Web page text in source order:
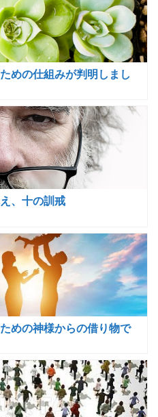
めの仕組みが判明しまし
、十の訓戒
めの神様からの借り物で